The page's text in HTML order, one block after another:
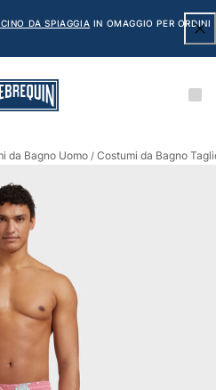
DA SPIAGGIA IN OMAGGIO PER ORDINI
da Bagno Uomo / Costumi da Bagno